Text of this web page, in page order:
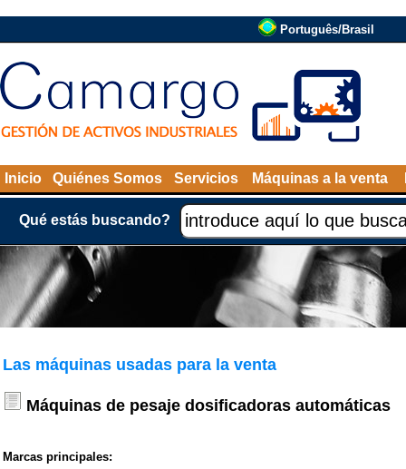
Português/Brasil
Inicio Quiénes Somos Servicios Máquinas a la venta
Qué estás buscando?
Las máquinas usadas para la venta
Máquinas de pesaje dosificadoras automáticas
Marcas principales: